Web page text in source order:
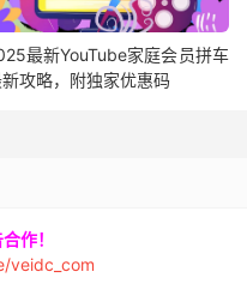
最新YouTube家庭会员拼车
攻略，附独家优惠码
作！
veidc_com